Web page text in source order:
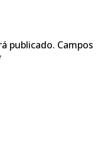
publicado. Campos